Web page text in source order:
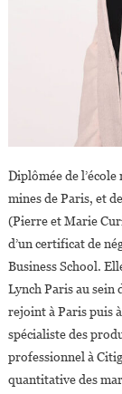
Diplômée de l’école
mines de Paris, et
(Pierre et Marie
d’un certificat de
Business School.
Lynch Paris au sein
rejoint à Paris puis
spécialiste des
professionnel à
quantitative des